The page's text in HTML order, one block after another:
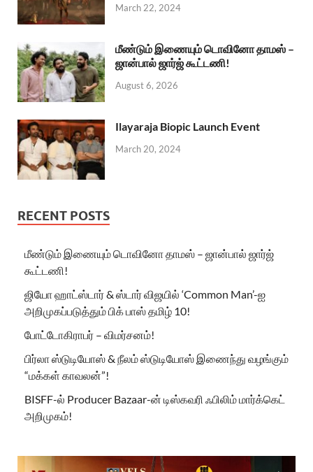
March 22, 2024
மீண்டும் இணையும் டொவினோ தாமஸ் –
ஜான்பால் ஜார்ஜ் கூட்டணி!
August 6, 2026
Ilayaraja Biopic Launch Event
March 20, 2024
RECENT POSTS
மீண்டும் இணையும் டொவினோ தாமஸ் – ஜான்பால் ஜார்ஜ்
கூட்டணி!
ஜியோ ஹாட்ஸ்டார் & ஸ்டார் விஜயில் ‘Common Man’-ஐ
அறிமுகப்படுத்தும் பிக் பாஸ் தமிழ் 10!
போட்டோகிராபர் – விமர்சனம்!
பிர்லா ஸ்டுடியோஸ் & நீலம் ஸ்டுடியோஸ் இணைந்து வழங்கும்
“மக்கள் காவலன்”!
BISFF-ல் Producer Bazaar-ன் டிஸ்கவரி ஃபிலிம் மார்க்கெட்
அறிமுகம்!